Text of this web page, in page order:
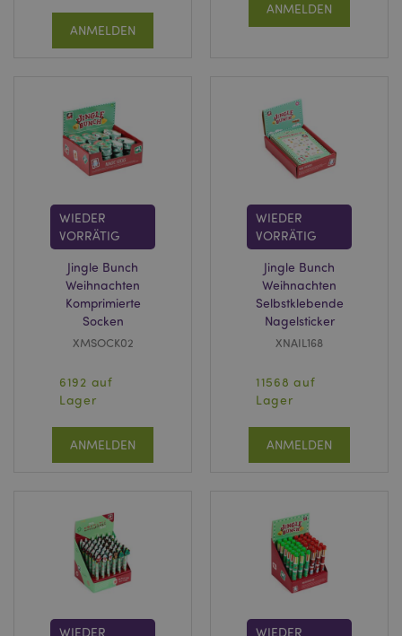
ANMELDEN
ANMELDEN
WIEDER
VORRÄTIG
Jingle Bunch
Weihnachten
Komprimierte
Socken
XMSOCK02
6192 auf
Lager
ANMELDEN
WIEDER
VORRÄTIG
Jingle Bunch
Weihnachten
Selbstklebende
Nagelsticker
XNAIL168
11568 auf
Lager
ANMELDEN
WIEDER
WIEDER